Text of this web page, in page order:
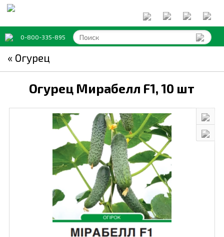
0-800-335-895
« Огурец
Огурец Мирабелл F1,10 шт